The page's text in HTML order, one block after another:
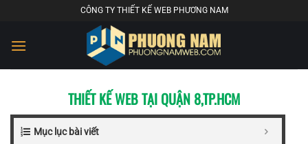
nội
CÔNG TY THIẾT KẾ WEB PHƯƠNG NAM
THIẾT KẾ WEB TẠI QUẬN 8,TP.HCM
Mục lục bài viết